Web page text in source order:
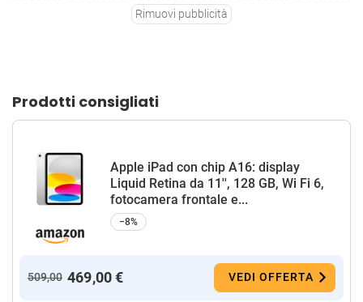
Rimuovi pubblicità
Prodotti consigliati
Apple iPad con chip A16: display
Liquid Retina da 11'', 128 GB, Wi Fi 6,
fotocamera frontale e...
−8%
509,00 469,00 € VEDI OFFERTA